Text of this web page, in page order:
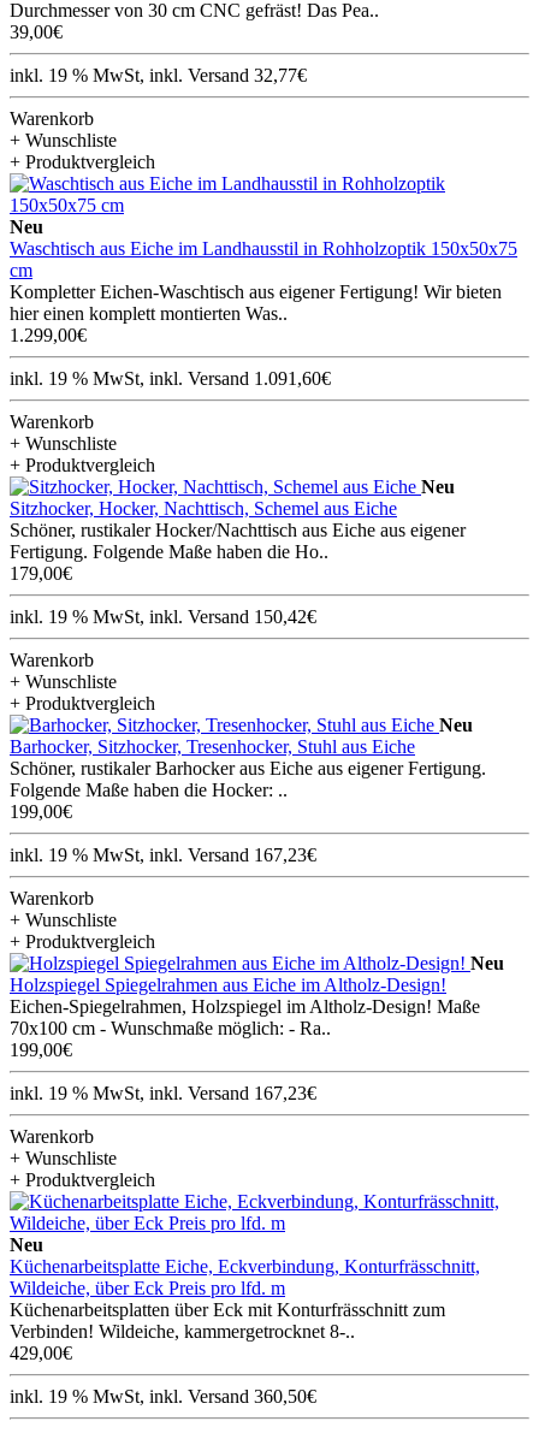
Durchmesser von 30 cm CNC gefräst! Das Pea..
39,00€
inkl. 19 % MwSt, inkl. Versand 32,77€
Warenkorb
+ Wunschliste
+ Produktvergleich
Neu
Waschtisch aus Eiche im Landhausstil in Rohholzoptik 150x50x75
cm
Kompletter Eichen-Waschtisch aus eigener Fertigung! Wir bieten
hier einen komplett montierten Was..
1.299,00€
inkl. 19 % MwSt, inkl. Versand 1.091,60€
Warenkorb
+ Wunschliste
+ Produktvergleich
Neu
Sitzhocker, Hocker, Nachttisch, Schemel aus Eiche
Schöner, rustikaler Hocker/Nachttisch aus Eiche aus eigener
Fertigung. Folgende Maße haben die Ho..
179,00€
inkl. 19 % MwSt, inkl. Versand 150,42€
Warenkorb
+ Wunschliste
+ Produktvergleich
Neu
Barhocker, Sitzhocker, Tresenhocker, Stuhl aus Eiche
Schöner, rustikaler Barhocker aus Eiche aus eigener Fertigung.
Folgende Maße haben die Hocker: ..
199,00€
inkl. 19 % MwSt, inkl. Versand 167,23€
Warenkorb
+ Wunschliste
+ Produktvergleich
Neu
Holzspiegel Spiegelrahmen aus Eiche im Altholz-Design!
Eichen-Spiegelrahmen, Holzspiegel im Altholz-Design! Maße
70x100 cm - Wunschmaße möglich: - Ra..
199,00€
inkl. 19 % MwSt, inkl. Versand 167,23€
Warenkorb
+ Wunschliste
+ Produktvergleich
Neu
Küchenarbeitsplatte Eiche, Eckverbindung, Konturfrässchnitt,
Wildeiche, über Eck Preis pro lfd. m
Küchenarbeitsplatten über Eck mit Konturfrässchnitt zum
Verbinden! Wildeiche, kammergetrocknet 8-..
429,00€
inkl. 19 % MwSt, inkl. Versand 360,50€